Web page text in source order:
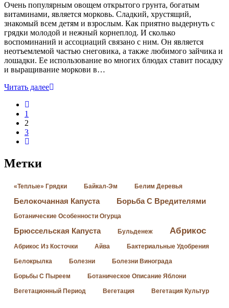
Очень популярным овощем открытого грунта, богатым
витаминами, является морковь. Сладкий, хрустящий,
знакомый всем детям и взрослым. Как приятно выдернуть с
грядки молодой и нежный корнеплод. И сколько
воспоминаний и ассоциаций связано с ним. Он является
неотъемлемой частью снеговика, а также любимого зайчика и
лошадки. Ее использование во многих блюдах ставит посадку
и выращивание моркови в…
Читать далее
1
2
3
Метки
«Теплые» Грядки Байкал-Эм Белим Деревья
Белокочанная Капуста Борьба С Вредителями
Ботанические Особенности Огурца
Брюссельская Капуста Бульденеж Абрикос
Абрикос Из Косточки Айва Бактериальные Удобрения
Белокрылка Болезни Болезни Винограда
Борьбы С Пыреем Ботаническое Описание Яблони
Вегетационный Период Вегетация Вегетация Культур